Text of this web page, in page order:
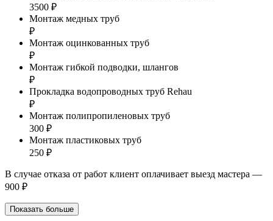
3500 ₽
Монтаж медных труб
₽
Монтаж оцинкованных труб
₽
Монтаж гибкой подводки, шлангов
₽
Прокладка водопроводных труб Rehau
₽
Монтаж полипропиленовых труб
300 ₽
Монтаж пластиковых труб
250 ₽
В случае отказа от работ клиент оплачивает выезд мастера —
900 ₽
Показать больше